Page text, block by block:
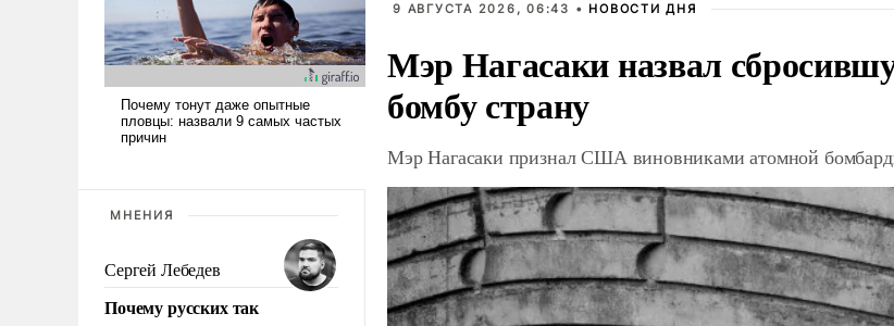
МНЕНИЯ
Сергей Лебедев
Почему русских так
9 АВГУСТА 2026, 06:43 • НОВОСТИ ДНЯ
Мэр Нагасаки назвал
бомбу страну
Мэр Нагасаки признал США виновниками атомной